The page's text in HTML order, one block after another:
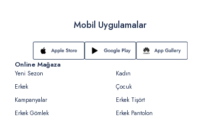
Mobil Uygulamalar
Online Mağaza
Yeni Sezon
Kadın
Erkek
Çocuk
Kampanyalar
Erkek Tişört
Erkek Gömlek
Erkek Pantolon